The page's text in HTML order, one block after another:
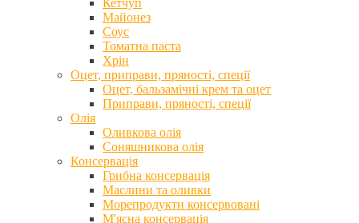
Кетчуп
Майонез
Соус
Томатна паста
Хрін
Оцет, приправи, пряності, спеції
Оцет, бальзамічні крем та оцет
Приправи, пряності, спеції
Олія
Оливкова олія
Соняшникова олія
Консервація
Грибна консервація
Маслини та оливки
Морепродукти консервовані
М'ясна консервація